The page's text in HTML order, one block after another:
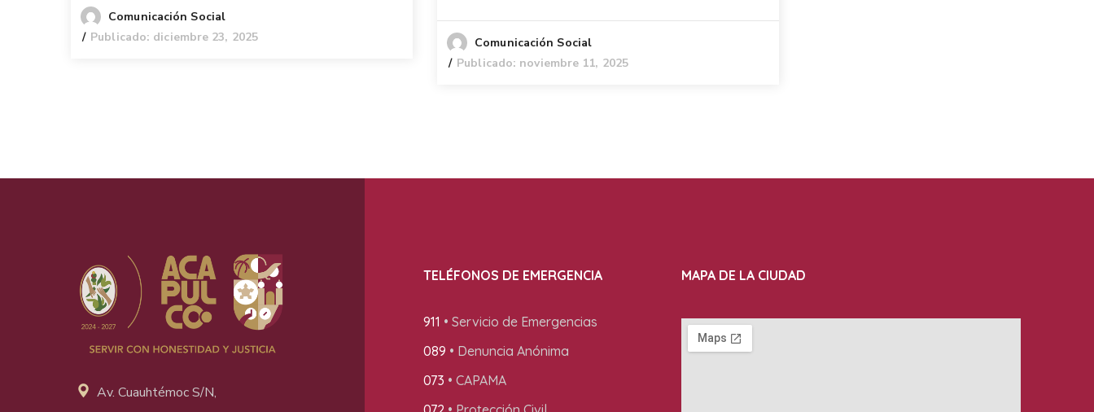
Comunicación Social
Publicado: diciembre 23, 2025
Comunicación Social
Publicado: noviembre 11, 2025
Av. Cuauhtémoc S/N,
TELÉFONOS DE EMERGENCIA
911 • Servicio de Emergencias
089 • Denuncia Anónima
073 • CAPAMA
MAPA DE LA CIUDAD